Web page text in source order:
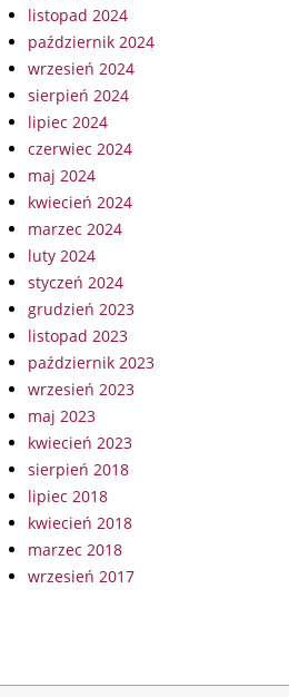
listopad 2024
październik 2024
wrzesień 2024
sierpień 2024
lipiec 2024
czerwiec 2024
maj 2024
kwiecień 2024
marzec 2024
luty 2024
styczeń 2024
grudzień 2023
listopad 2023
październik 2023
wrzesień 2023
maj 2023
kwiecień 2023
sierpień 2018
lipiec 2018
kwiecień 2018
marzec 2018
wrzesień 2017